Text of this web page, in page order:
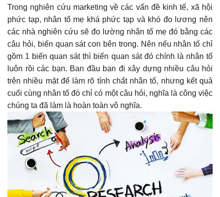
Trong nghiên cứu marketing về các vấn đề kinh tế, xã hội
phức tạp, nhân tố mẹ khá phức tạp và khó đo lương nên
các nhà nghiên cứu sẽ đo lường nhân tố mẹ đó bằng các
câu hỏi, biến quan sát con bên trong. Nên nếu nhân tố chỉ
gồm 1 biến quan sát thì biến quan sát đó chính là nhân tố
luôn rồi các bạn. Ban đầu bạn đi xây dựng nhiều câu hỏi
trên nhiều mặt để làm rõ tính chất nhân tố, nhưng kết quả
cuối cùng nhân tố đó chỉ có một câu hỏi, nghĩa là công việc
chúng ta đã làm là hoàn toàn vô nghĩa.